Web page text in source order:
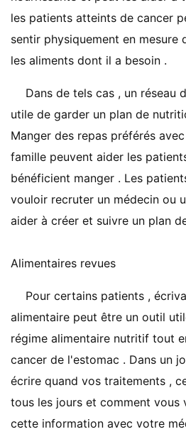
les patients atteints de cancer
sentir physiquement en mesure
les aliments dont il a besoin .
Dans de tels cas , un réseau
utile de garder un plan de
Manger des repas préférés
famille peuvent aider les
bénéficient manger . Les
vouloir recruter un médecin ou
aider à créer et suivre un plan
Alimentaires revues
Pour certains patients ,
alimentaire peut être un outil
régime alimentaire nutritif tout
cancer de l'estomac . Dans un
écrire quand vos traitements ,
tous les jours et comment vous
cette information avec votre